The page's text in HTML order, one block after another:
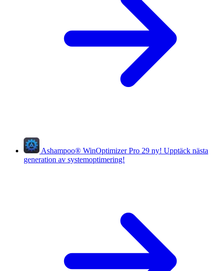
Ashampoo® WinOptimizer Pro 29 ny! Upptäck nästa
generation av systemoptimering!